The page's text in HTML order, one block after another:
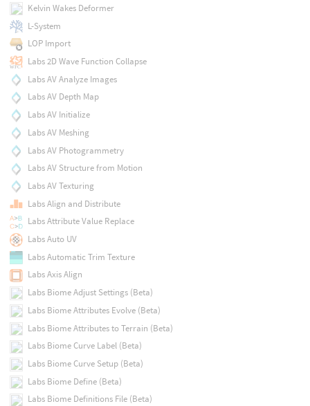
Kelvin Wakes Deformer
L-System
LOP Import
Labs 2D Wave Function Collapse
Labs AV Analyze Images
Labs AV Depth Map
Labs AV Initialize
Labs AV Meshing
Labs AV Photogrammetry
Labs AV Structure from Motion
Labs AV Texturing
Labs Align and Distribute
Labs Attribute Value Replace
Labs Auto UV
Labs Automatic Trim Texture
Labs Axis Align
Labs Biome Adjust Settings (Beta)
Labs Biome Attributes Evolve (Beta)
Labs Biome Attributes to Terrain (Beta)
Labs Biome Curve Label (Beta)
Labs Biome Curve Setup (Beta)
Labs Biome Define (Beta)
Labs Biome Definitions File (Beta)